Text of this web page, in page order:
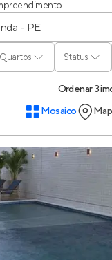
Quartos Status
Ordenar3
Mosaico